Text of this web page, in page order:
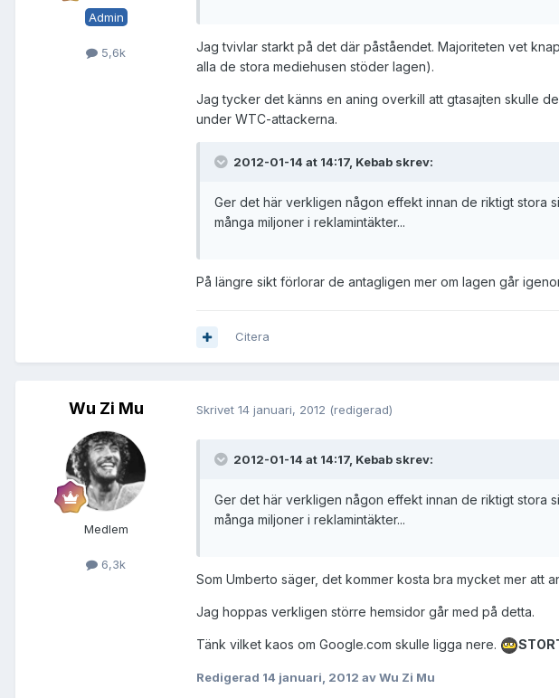
Admin
5,6k
Jag tvivlar starkt på det där påståendet. Majoriteten vet
alla de stora mediehusen stöder lagen).
Jag tycker det känns en aning overkill att gtasajten skulle
under WTC-attackerna.
2012-01-14 at 14:17, Kebab skrev:
Ger det här verkligen någon effekt innan de riktigt stora
många miljoner i reklamintäkter...
På längre sikt förlorar de antagligen mer om lagen går
Citera
Wu Zi Mu
Medlem
6,3k
Skrivet 14 januari, 2012 (redigerad)
2012-01-14 at 14:17, Kebab skrev:
Ger det här verkligen någon effekt innan de riktigt stora
många miljoner i reklamintäkter...
Som Umberto säger, det kommer kosta bra mycket mer att
Jag hoppas verkligen större hemsidor går med på detta.
Tänk vilket kaos om Google.com skulle ligga nere.
Redigerad 14 januari, 2012 av Wu Zi Mu